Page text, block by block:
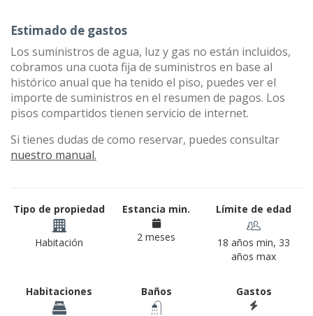
Estimado de gastos
Los suministros de agua, luz y gas no están incluidos,
cobramos una cuota fija de suministros en base al
histórico anual que ha tenido el piso, puedes ver el
importe de suministros en el resumen de pagos. Los
pisos compartidos tienen servicio de internet.
Si tienes dudas de como reservar, puedes consultar
nuestro manual.
Tipo de propiedad
Habitación
Estancia min.
2 meses
Límite de edad
18 años min, 33
años max
Habitaciones Baños Gastos